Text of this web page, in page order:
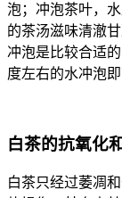
泡；冲泡茶叶，
的茶汤滋味清澈
冲泡是比较合适
度左右的水冲泡即
白茶的抗氧化
白茶只经过萎凋